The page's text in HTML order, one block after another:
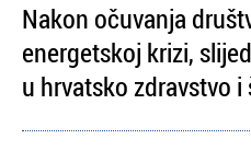
Nakon očuvanja
energetskoj krizi,
u hrvatsko zdravstvo i